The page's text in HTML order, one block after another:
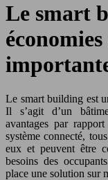
Le smart
Le smart building est
Il s’agit d’un
avantages par
système connecté,
eux et peuvent être
besoins des
place une solution sur